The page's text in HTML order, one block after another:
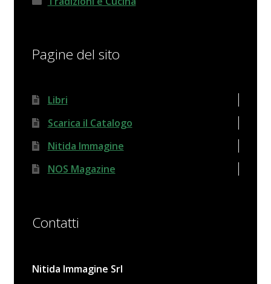
Pagine del sito
Libri
Scarica il Catalogo
Nitida Immagine
NOS Magazine
Contatti
Nitida Immagine Srl